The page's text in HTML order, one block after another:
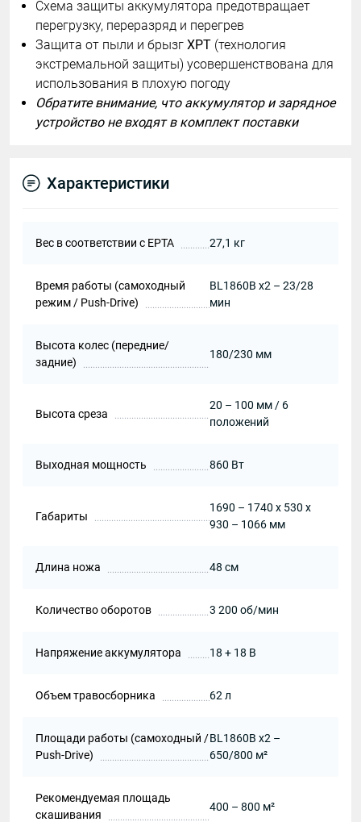
Схема защиты аккумулятора предотвращает
перегрузку, переразряд и перегрев
Защита от пыли и брызг XPT (технология
экстремальной защиты) усовершенствована для
использования в плохую погоду
Обратите внимание, что аккумулятор и зарядное
устройство не входят в комплект поставки
Характеристики
Вес в соответствии с EPTA 27,1 кг
Время работы (самоходный
режим / Push-Drive)
BL1860B х2 – 23/28
мин
Высота колес (передние/
задние)
180/230 мм
Высота среза
20 – 100 мм / 6
положений
Выходная мощность 860 Вт
Габариты
1690 – 1740 x 530 x
930 – 1066 мм
Длина ножа 48 см
Количество оборотов 3 200 об/мин
Напряжение аккумулятора 18 + 18 В
Объем травосборника 62 л
Площади работы (самоходный /
Push-Drive)
BL1860B х2 –
650/800 м²
Рекомендуемая площадь
скашивания
400 – 800 м²